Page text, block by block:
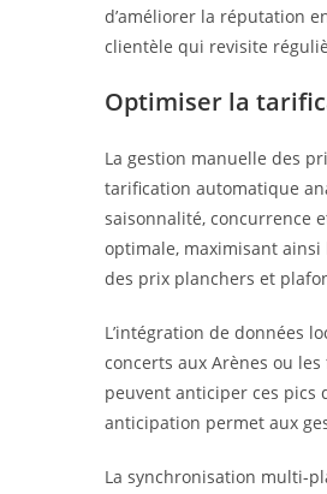
d’améliorer la réputation
clientèle qui revisite
Optimiser la
La gestion manuelle des
tarification automatique
saisonnalité, concurrence
optimale, maximisant
des prix planchers et
L’intégration de données
concerts aux Arènes ou
peuvent anticiper ces pics
anticipation permet aux
La synchronisation multi-